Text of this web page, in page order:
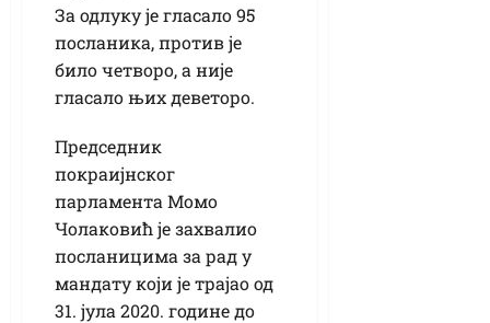
За одлуку је гласало 95
посланика, против је
било четворо, а није
гласало њих деветоро.
Председник
покраијнског
парламента Момо
Чолаковић је захвалио
посланицима за рад у
мандату који је трајао од
31. јула 2020. године до